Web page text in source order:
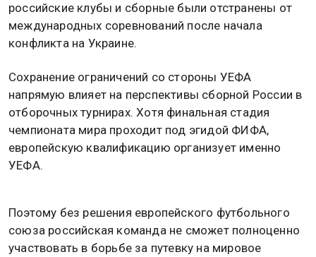
российские клубы и сборные были отстранены от
международных соревнований после начала
конфликта на Украине.
Сохранение ограничений со стороны УЕФА
напрямую влияет на перспективы сборной России в
отборочных турнирах. Хотя финальная стадия
чемпионата мира проходит под эгидой ФИФА,
европейскую квалификацию организует именно
УЕФА.
Поэтому без решения европейского футбольного
союза российская команда не сможет полноценно
участвовать в борьбе за путевку на мировое